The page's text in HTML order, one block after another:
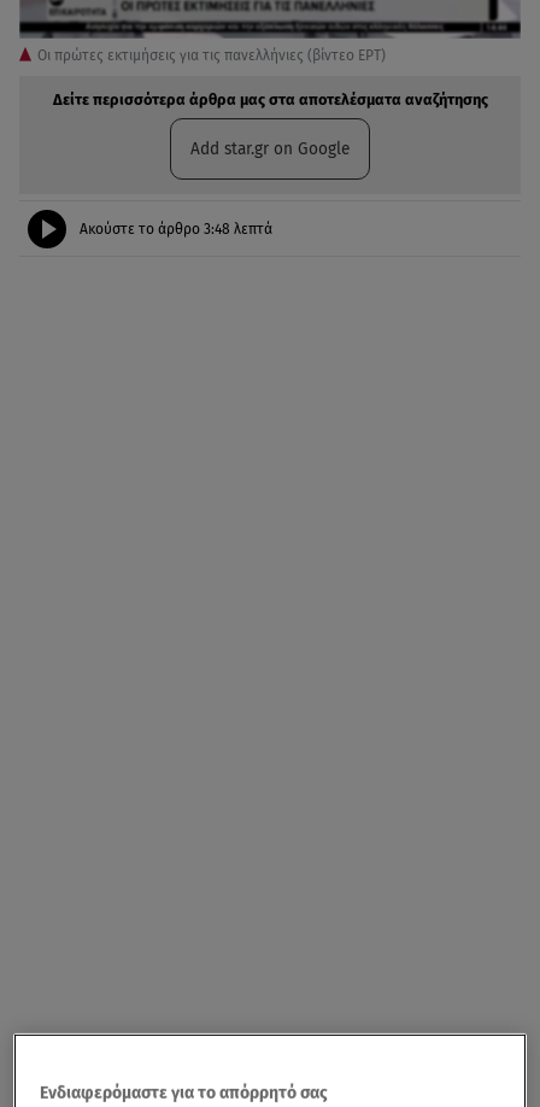
Οι πρώτες εκτιμήσεις για τις πανελλήνιες (βίντεο ΕΡΤ)
Δείτε περισσότερα άρθρα μας στα αποτελέσματα αναζήτησης
Add star.gr on Google
Ακούστε το άρθρο 3:48 λεπτά
Ενδιαφερόμαστε για το απόρρητό σας